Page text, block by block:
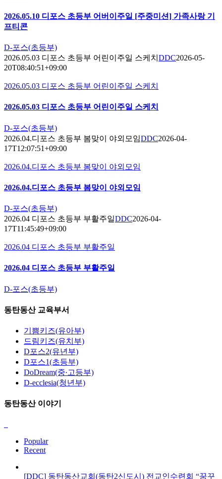
2026.05.10 디포스 초등부 어버이주일 [주중미션] 가족사랑 기
프티콘
D-포스(초등부)
2026.05.03 디포스 초등부 어린이주일 스케치 DDC2026-05-
20T08:40:51+09:00
2026.05.03 디포스 초등부 어린이주일 스케치
2026.05.03 디포스 초등부 어린이주일 스케치
D-포스(초등부)
2026.04.디포스 초등부 봄맞이 야외모임DDC2026-04-
17T12:07:51+09:00
2026.04.디포스 초등부 봄맞이 야외모임
2026.04.디포스 초등부 봄맞이 야외모임
D-포스(초등부)
2026.04 디포스 초등부 부활주일DDC2026-04-
17T11:45:49+09:00
2026.04 디포스 초등부 부활주일
2026.04 디포스 초등부 부활주일
D-포스(초등부)
동탄동산 교육부서
기쁨키즈(유아부)
드림키즈(유치부)
D포스2(유년부)
D포스1(초등부)
DoDream(중∙고등부)
D-ecclesia(청년부)
동탄동산 이야기
Popular
Recent
[DDC] 동탄동산교회(동탄2신도시) 전교인수련회 “꿈꾸